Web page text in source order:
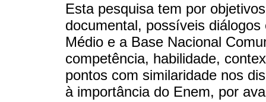
Esta pesquisa tem por
documental, possíveis
Médio e a Base Nacional
competência, habilidade,
pontos com similaridade nos
à importância do Enem, por